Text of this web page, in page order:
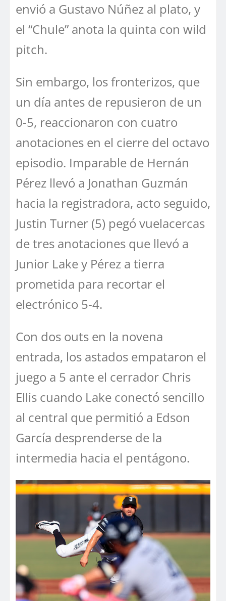
envió a Gustavo Núñez al plato, y
el “Chule” anota la quinta con wild
pitch.
Sin embargo, los fronterizos, que
un día antes de repusieron de un
0-5, reaccionaron con cuatro
anotaciones en el cierre del octavo
episodio. Imparable de Hernán
Pérez llevó a Jonathan Guzmán
hacia la registradora, acto seguido,
Justin Turner (5) pegó vuelacercas
de tres anotaciones que llevó a
Junior Lake y Pérez a tierra
prometida para recortar el
electrónico 5-4.
Con dos outs en la novena
entrada, los astados empataron el
juego a 5 ante el cerrador Chris
Ellis cuando Lake conectó sencillo
al central que permitió a Edson
García desprenderse de la
intermedia hacia el pentágono.